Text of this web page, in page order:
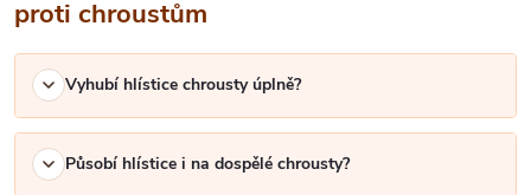
ý
p
i
proti chroustům
Vyhubí hlístice chrousty úplně?
Působí hlístice i na dospělé chrousty?